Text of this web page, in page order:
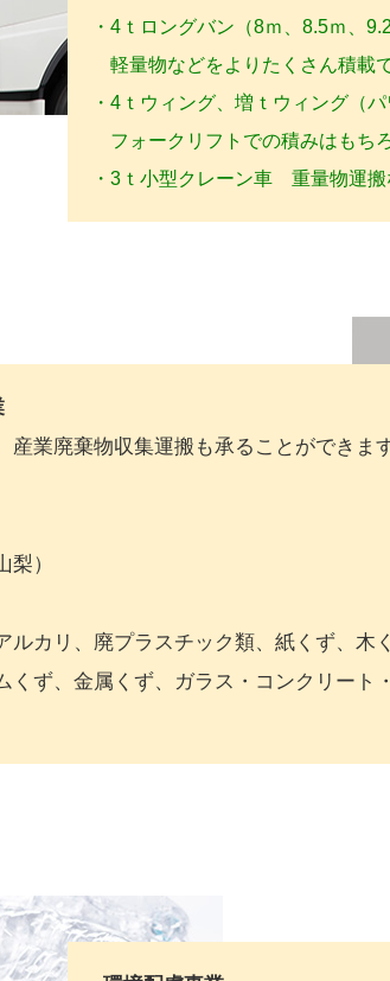
・4ｔロングバン（8ｍ、8.5ｍ、
軽量物などをよりたくさん積載で
・4ｔウィング、増ｔウィング（パ
フォークリフトでの積みはもち
・3ｔ小型クレーン車 重量物運搬
業廃棄物収集運搬も承ることができます
梨）
ルカリ、廃プラスチック類、紙くず、木
くず、金属くず、ガラス・コンクリート